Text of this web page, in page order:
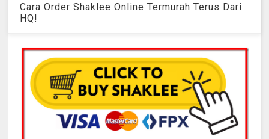
Cara Order Shaklee Online Termurah Terus Dari
HQ!